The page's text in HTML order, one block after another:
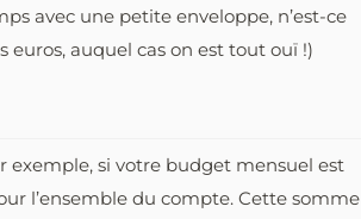
avec une petite enveloppe, n’est-ce
auquel cas on est tout ouï !)
exemple, si votre budget mensuel est
l’ensemble du compte. Cette somme